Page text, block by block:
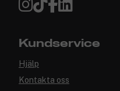
Kundservice
Hjälp
Kontakta oss